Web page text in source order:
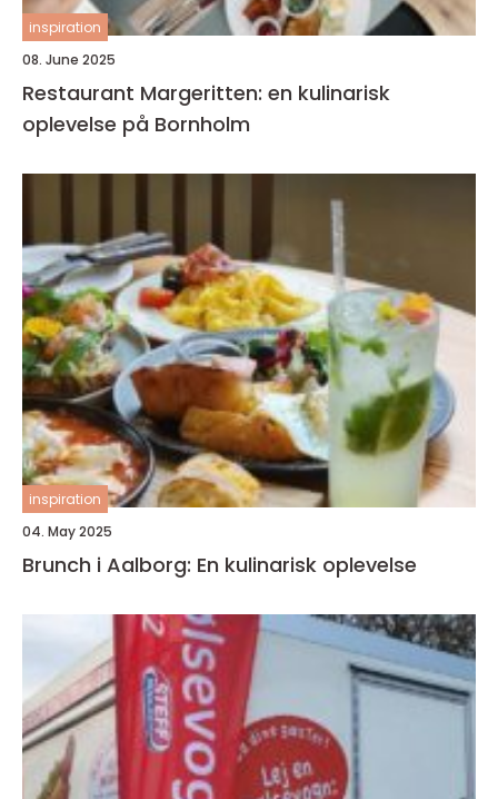
inspiration
08. June 2025
Restaurant Margeritten: en kulinarisk
oplevelse på Bornholm
inspiration
04. May 2025
Brunch i Aalborg: En kulinarisk oplevelse